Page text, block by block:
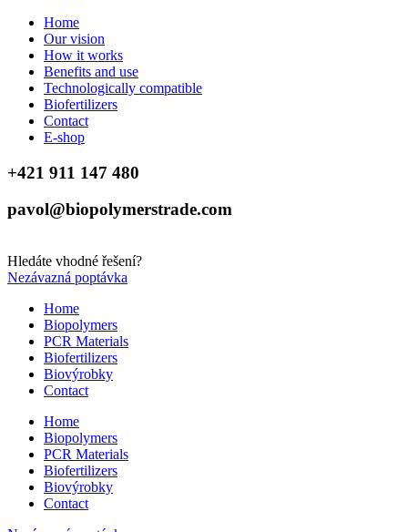
Home
Our vision
How it works
Benefits and use
Technologically compatible
Biofertilizers
Contact
E-shop
+421 911 147 480
pavol@biopolymerstrade.com
Hledáte vhodné řešení?
Nezávazná poptávka
Home
Biopolymers
PCR Materials
Biofertilizers
Biovýrobky
Contact
Home
Biopolymers
PCR Materials
Biofertilizers
Biovýrobky
Contact